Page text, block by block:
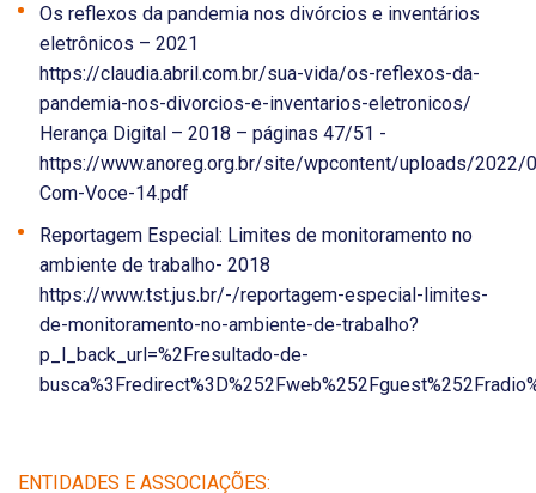
Os reflexos da pandemia nos divórcios e inventários
eletrônicos – 2021
https://claudia.abril.com.br/sua-vida/os-reflexos-da-
pandemia-nos-divorcios-e-inventarios-eletronicos/
Herança Digital – 2018 – páginas 47/51 -
https://www.anoreg.org.br/site/wpcontent/uploads/2022/
Com-Voce-14.pdf
Reportagem Especial: Limites de monitoramento no
ambiente de trabalho- 2018
https://www.tst.jus.br/-/reportagem-especial-limites-
de-monitoramento-no-ambiente-de-trabalho?
p_l_back_url=%2Fresultado-de-
ENTIDADES E ASSOCIAÇÕES: